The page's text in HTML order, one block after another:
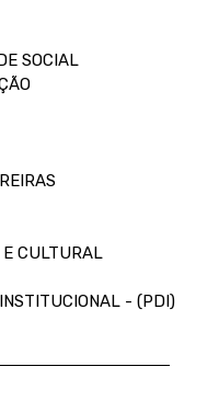
SOCIAL
E CULTURAL
- (PDI)